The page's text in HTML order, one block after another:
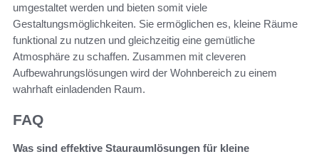
umgestaltet werden und bieten somit viele
Gestaltungsmöglichkeiten. Sie ermöglichen es, kleine Räume
funktional zu nutzen und gleichzeitig eine gemütliche
Atmosphäre zu schaffen. Zusammen mit cleveren
Aufbewahrungslösungen wird der Wohnbereich zu einem
wahrhaft einladenden Raum.
FAQ
Was sind effektive Stauraumlösungen für kleine